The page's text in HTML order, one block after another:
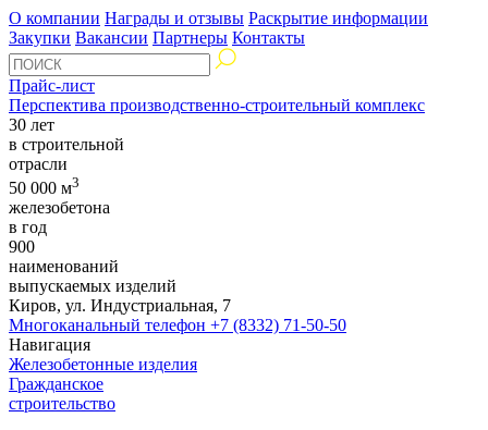
О компании Награды и отзывы Раскрытие информации
Закупки Вакансии Партнеры Контакты
Прайс-лист
Перспектива производственно-строительный комплекс
30 лет
в строительной
отрасли
50 000 м3
железобетона
в год
900
наименований
выпускаемых изделий
Киров, ул. Индустриальная, 7
Многоканальный телефон +7 (8332) 71-50-50
Навигация
Железобетонные изделия
Гражданское
строительство